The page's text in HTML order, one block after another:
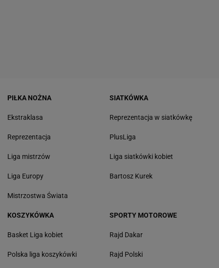
PIŁKA NOŻNA
Ekstraklasa
Reprezentacja
Liga mistrzów
Liga Europy
Mistrzostwa Świata
SIATKÓWKA
Reprezentacja w siatkówkę
PlusLiga
Liga siatkówki kobiet
Bartosz Kurek
KOSZYKÓWKA
Basket Liga kobiet
Polska liga koszykówki
SPORTY MOTOROWE
Rajd Dakar
Rajd Polski